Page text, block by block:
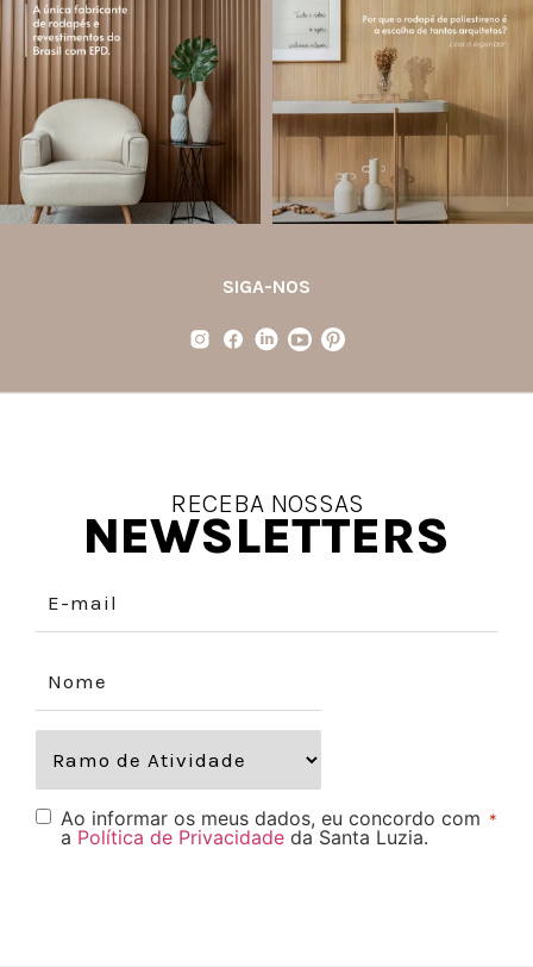
Você sabe o que é EPD?
A Declaração Ambiental de Produto
(Environmental Product Declaration) é
um documento internacional que
Jul 21
35 1
Os rodapés de poliestireno
conquistaram espaço na arquitetura
porque unem estética, praticidade e
desempenho em um único produto.
Diferente
SIGA-NOS
RECEBA NOSSAS
NEWSLETTERS
Ao informar os meus dados, eu concordo com
a Política de Privacidade da Santa Luzia.
*